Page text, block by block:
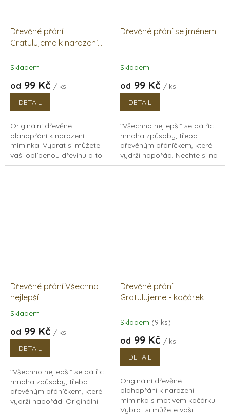
Dřevěné přání
Gratulujeme k narození
Skladem
od 99 Kč / ks
DETAIL
Originální dřevěné
blahopřání k narození
miminka. Vybrat si můžete
vaši oblíbenou dřevinu a to
břízu, buk nebo dub. Můžete
Dřevěné přání se jménem
Skladem
od 99 Kč / ks
DETAIL
"Všechno nejlepší" se dá říct
mnoha způsoby, třeba
dřevěným přáníčkem, které
vydrží napořád. Nechte si na
přání vypálit jméno člověka,
Dřevěné přání Všechno
nejlepší
Průměrné
produktu
5,0
5
hvězdiček.
Skladem
od 99 Kč / ks
DETAIL
"Všechno nejlepší" se dá říct
mnoha způsoby, třeba
dřevěným přáníčkem, které
vydrží napořád. Originální
Dřevěné přání
Gratulujeme - kočárek
Skladem (9 ks)
od 99 Kč / ks
DETAIL
Originální dřevěné
blahopřání k narození
miminka s motivem kočárku.
Vybrat si můžete vaši